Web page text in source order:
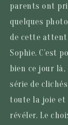
parents ont
quelques
de cette
Sophie. C’est
bien ce jour
série de
toute la joie et
révéler. Le